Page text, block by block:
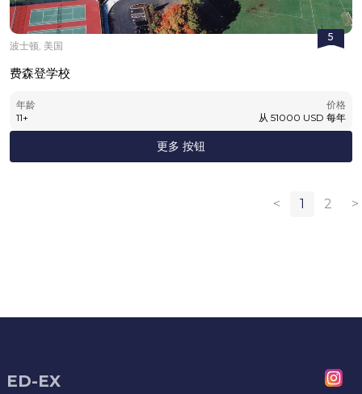
5
波士顿, 美国
费森登学校
年龄
11+
价格
从 51000 USD 每年
更多 按钮
< 1 2 >
ED-EX